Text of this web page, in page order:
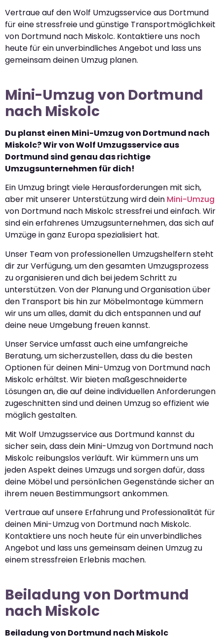
Vertraue auf den Wolf Umzugsservice aus Dortmund
für eine stressfreie und günstige Transportmöglichkeit
von Dortmund nach Miskolc. Kontaktiere uns noch
heute für ein unverbindliches Angebot und lass uns
gemeinsam deinen Umzug planen.
Mini-Umzug von Dortmund
nach Miskolc
Du planst einen Mini-Umzug von Dortmund nach
Miskolc? Wir von Wolf Umzugsservice aus
Dortmund sind genau das richtige
Umzugsunternehmen für dich!
Ein Umzug bringt viele Herausforderungen mit sich,
aber mit unserer Unterstützung wird dein Mini-Umzug
von Dortmund nach Miskolc stressfrei und einfach. Wir
sind ein erfahrenes Umzugsunternehmen, das sich auf
Umzüge in ganz Europa spezialisiert hat.
Unser Team von professionellen Umzugshelfern steht
dir zur Verfügung, um den gesamten Umzugsprozess
zu organisieren und dich bei jedem Schritt zu
unterstützen. Von der Planung und Organisation über
den Transport bis hin zur Möbelmontage kümmern
wir uns um alles, damit du dich entspannen und auf
deine neue Umgebung freuen kannst.
Unser Service umfasst auch eine umfangreiche
Beratung, um sicherzustellen, dass du die besten
Optionen für deinen Mini-Umzug von Dortmund nach
Miskolc erhältst. Wir bieten maßgeschneiderte
Lösungen an, die auf deine individuellen Anforderungen
zugeschnitten sind und deinen Umzug so effizient wie
möglich gestalten.
Mit Wolf Umzugsservice aus Dortmund kannst du
sicher sein, dass dein Mini-Umzug von Dortmund nach
Miskolc reibungslos verläuft. Wir kümmern uns um
jeden Aspekt deines Umzugs und sorgen dafür, dass
deine Möbel und persönlichen Gegenstände sicher an
ihrem neuen Bestimmungsort ankommen.
Vertraue auf unsere Erfahrung und Professionalität für
deinen Mini-Umzug von Dortmund nach Miskolc.
Kontaktiere uns noch heute für ein unverbindliches
Angebot und lass uns gemeinsam deinen Umzug zu
einem stressfreien Erlebnis machen.
Beiladung von Dortmund
nach Miskolc
Beiladung von Dortmund nach Miskolc